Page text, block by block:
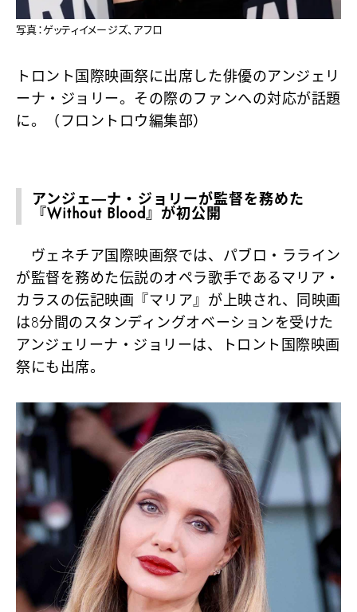
写真：ゲッティイメージズ、アフロ
トロント国際映画祭に出席した俳優のアンジェリ
ーナ・ジョリー。その際のファンへの対応が話題
に。（フロントロウ編集部）
アンジェ―ナ・ジョリーが監督を務めた
『Without Blood』が初公開
ヴェネチア国際映画祭では、パブロ・ラライン
が監督を務めた伝説のオペラ歌手であるマリア・
カラスの伝記映画『マリア』が上映され、同映画
は8分間のスタンディングオベーションを受けた
アンジェリーナ・ジョリーは、トロント国際映画
祭にも出席。